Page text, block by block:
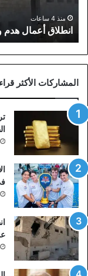
عمّانمنذ 4 ساعات
انطلاق أعمال هدم
المشاركات الأكثر